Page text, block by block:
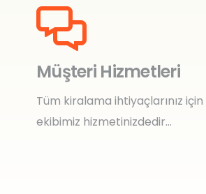
Müşteri Hizmetleri
Tüm kiralama ihtiyaçlarınız
ekibimiz hizmetinizdedir…